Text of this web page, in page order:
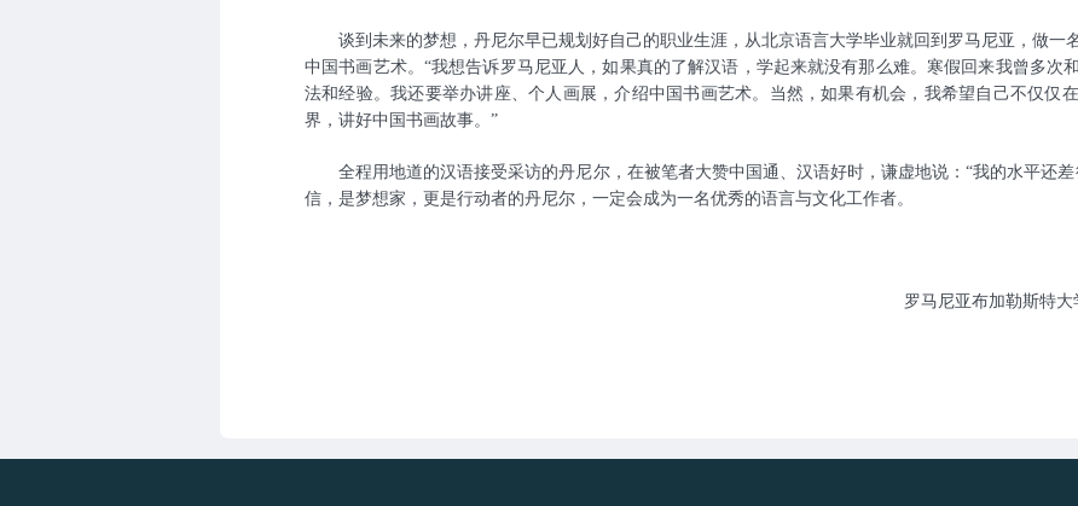
谈到未来的梦想，丹尼尔早已规划好自己的职业生涯，从北京语言大学毕业就回到罗马尼亚，做一
中国书画艺术。“我想告诉罗马尼亚人，如果真的了解汉语，学起来就没有那么难。寒假回来我曾多次
法和经验。我还要举办讲座、个人画展，介绍中国书画艺术。当然，如果有机会，我希望自己不仅仅
界，讲好中国书画故事。”
全程用地道的汉语接受采访的丹尼尔，在被笔者大赞中国通、汉语好时，谦虚地说：“我的水平还
信，是梦想家，更是行动者的丹尼尔，一定会成为一名优秀的语言与文化工作者。
罗马尼亚布加勒斯特